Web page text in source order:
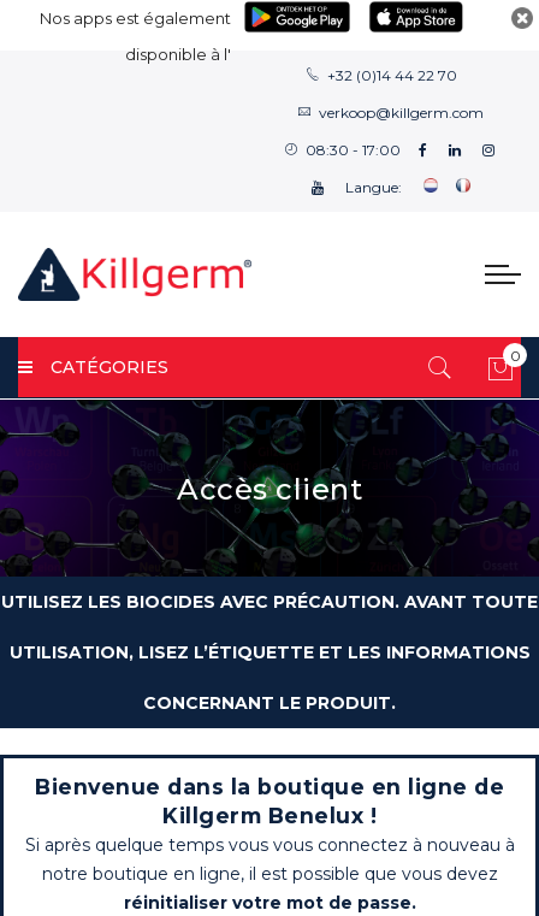
Nos apps est également
disponible à l'
+32 (0)14 44 22 70
verkoop@killgerm.com
08:30 - 17:00
Langue:
CATÉGORIES
0
Accès client
UTILISEZ LES BIOCIDES AVEC PRÉCAUTION. AVANT TOUTE
UTILISATION, LISEZ L’ÉTIQUETTE ET LES INFORMATIONS
CONCERNANT LE PRODUIT.
Bienvenue dans la boutique en ligne de
Killgerm Benelux !
Si après quelque temps vous vous connectez à nouveau à
notre boutique en ligne, il est possible que vous devez
réinitialiser votre mot de passe.